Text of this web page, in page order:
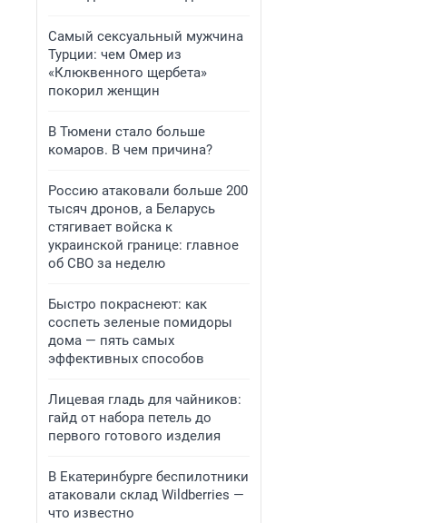
Самый сексуальный мужчина
Турции: чем Омер из
«Клюквенного щербета»
покорил женщин
В Тюмени стало больше
комаров. В чем причина?
Россию атаковали больше 200
тысяч дронов, а Беларусь
стягивает войска к
украинской границе: главное
об СВО за неделю
Быстро покраснеют: как
соспеть зеленые помидоры
дома — пять самых
эффективных способов
Лицевая гладь для чайников:
гайд от набора петель до
первого готового изделия
В Екатеринбурге беспилотники
атаковали склад Wildberries —
что известно